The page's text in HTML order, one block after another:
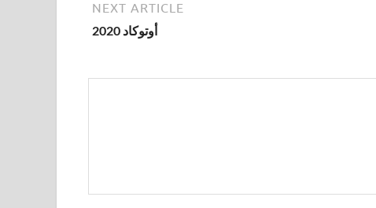
NEXT ARTICLE
أوتوكاد 2020